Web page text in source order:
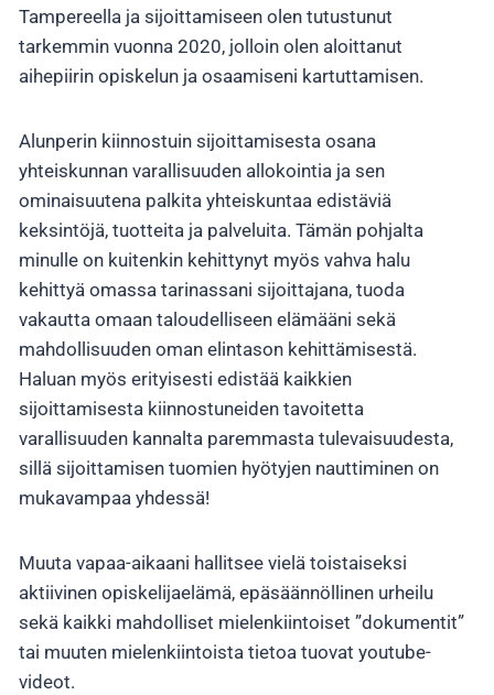
Tampereella ja sijoittamiseen olen tutustunut
tarkemmin vuonna 2020, jolloin olen aloittanut
aihepiirin opiskelun ja osaamiseni kartuttamisen.
Alunperin kiinnostuin sijoittamisesta osana
yhteiskunnan varallisuuden allokointia ja sen
ominaisuutena palkita yhteiskuntaa edistäviä
keksintöjä, tuotteita ja palveluita. Tämän pohjalta
minulle on kuitenkin kehittynyt myös vahva halu
kehittyä omassa tarinassani sijoittajana, tuoda
vakautta omaan taloudelliseen elämääni sekä
mahdollisuuden oman elintason kehittämisestä.
Haluan myös erityisesti edistää kaikkien
sijoittamisesta kiinnostuneiden tavoitetta
varallisuuden kannalta paremmasta tulevaisuudesta,
sillä sijoittamisen tuomien hyötyjen nauttiminen on
mukavampaa yhdessä!
Muuta vapaa-aikaani hallitsee vielä toistaiseksi
aktiivinen opiskelijaelämä, epäsäännöllinen urheilu
sekä kaikki mahdolliset mielenkiintoiset ”dokumentit”
tai muuten mielenkiintoista tietoa tuovat youtube-
videot.